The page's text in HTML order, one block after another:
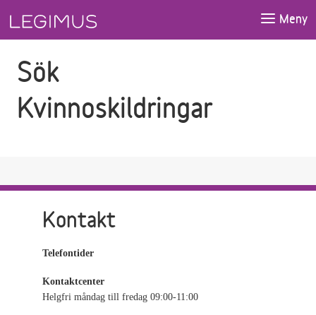
Meny
Sök
Kvinnoskildringar
Kontakt
Telefontider
Kontaktcenter
Helgfri måndag till fredag 09:00-11:00